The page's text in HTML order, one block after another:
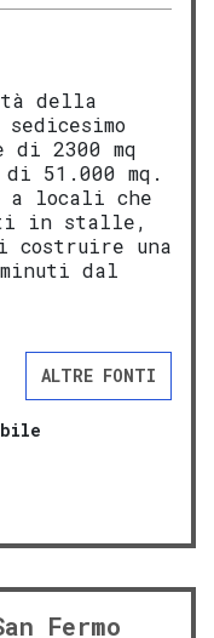
della
di 2300 mq
51.000 mq.
locali che
in stalle,
costruire una
dal
ALTRE FONTI
Fermo